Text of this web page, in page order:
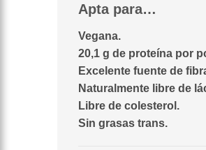
Apta para…
Vegana.
20,1 g de proteína por
Excelente fuente de
Naturalmente libre de
Libre de colesterol.
Sin grasas trans.